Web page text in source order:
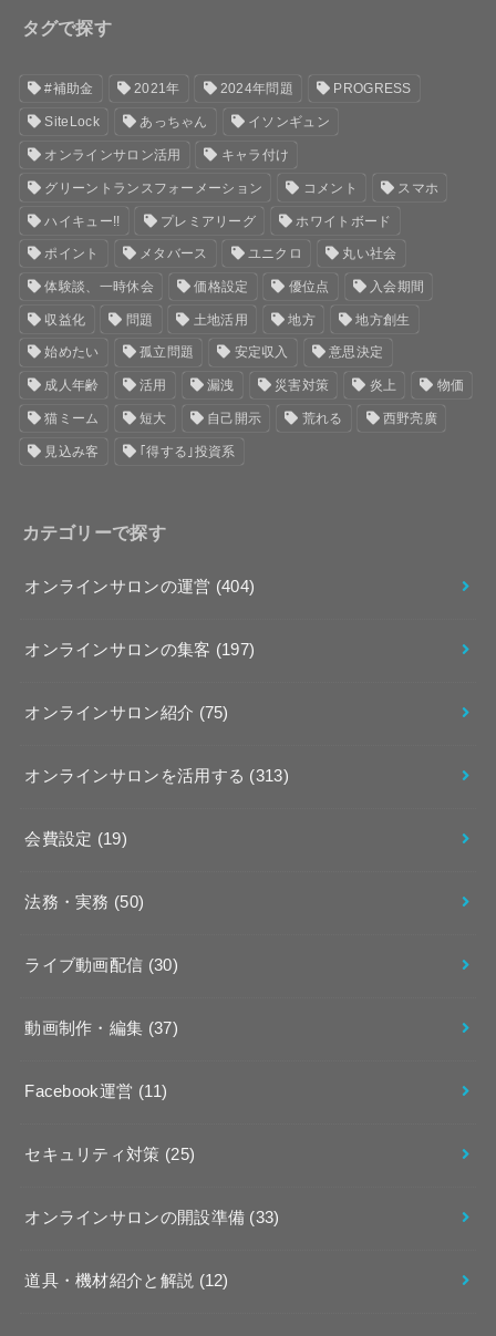
タグで探す
#補助金 2021年 2024年問題 PROGRESS
SiteLock あっちゃん イソンギュン
オンラインサロン活用 キャラ付け
グリーントランスフォーメーション コメント スマホ
ハイキュー!! プレミアリーグ ホワイトボード
ポイント メタバース ユニクロ 丸い社会
体験談、一時休会 価格設定 優位点 入会期間
収益化 問題 土地活用 地方 地方創生
始めたい 孤立問題 安定収入 意思決定
成人年齢 活用 漏洩 災害対策 炎上 物価
猫ミーム 短大 自己開示 荒れる 西野亮廣
見込み客 ｢得する｣投資系
カテゴリーで探す
オンラインサロンの運営 (404)
オンラインサロンの集客 (197)
オンラインサロン紹介 (75)
オンラインサロンを活用する (313)
会費設定 (19)
法務・実務 (50)
ライブ動画配信 (30)
動画制作・編集 (37)
Facebook運営 (11)
セキュリティ対策 (25)
オンラインサロンの開設準備 (33)
道具・機材紹介と解説 (12)